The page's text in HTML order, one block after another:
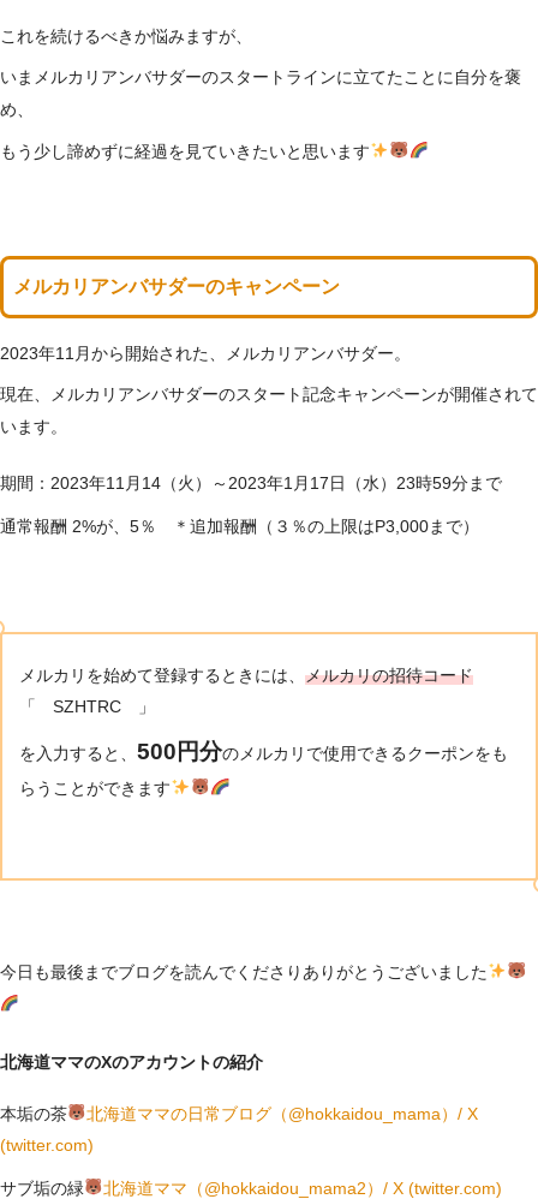
これを続けるべきか悩みますが、
いまメルカリアンバサダーのスタートラインに立てたことに自分を褒
め、
もう少し諦めずに経過を見ていきたいと思います
メルカリアンバサダーのキャンペーン
2023年11月から開始された、メルカリアンバサダー。
現在、メルカリアンバサダーのスタート記念キャンペーンが開催されて
います。
期間：2023年11月14（火）～2023年1月17日（水）23時59分まで
通常報酬 2%が、5％ ＊追加報酬（３％の上限はP3,000まで）
メルカリを始めて登録するときには、メルカリの招待コード
「 SZHTRC 」
を入力すると、500円分のメルカリで使用できるクーポンをも
らうことができます
今日も最後までブログを読んでくださりありがとうございました
北海道ママのXのアカウントの紹介
本垢の茶
北海道ママの日常ブログ（@hokkaidou_mama）/ X
(twitter.com)
サブ垢の緑 北海道ママ（@hokkaidou_mama2）/ X (twitter.com)